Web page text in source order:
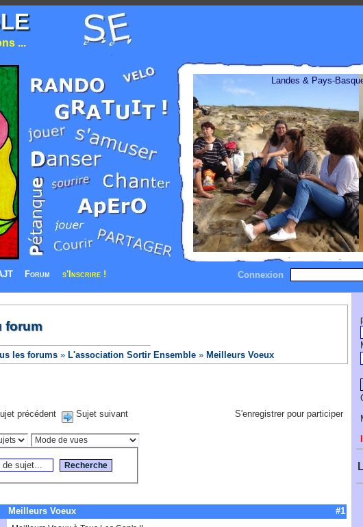
...
Landes & Pays-
Connexion
Forum s'Inscrire !
forum
les forums » L'association Sortir Ensemble » Meilleurs Voeux
précédent Sujet suivant S'enregistrer pour participer
Meilleurs Voeux #1